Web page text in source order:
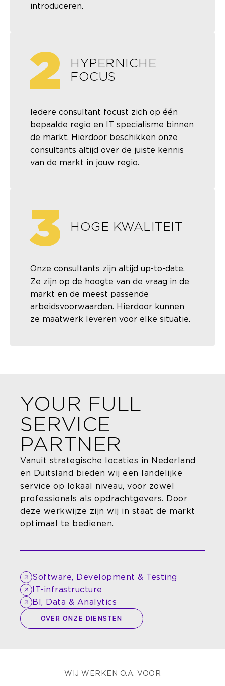
introduceren.
2
HYPERNICHE
FOCUS
Iedere consultant focust zich op één
bepaalde regio en IT specialisme binnen
de markt. Hierdoor beschikken onze
consultants altijd over de juiste kennis
van de markt in jouw regio.
3 HOGE KWALITEIT
Onze consultants zijn altijd up-to-date.
Ze zijn op de hoogte van de vraag in de
markt en de meest passende
arbeidsvoorwaarden. Hierdoor kunnen
ze maatwerk leveren voor elke situatie.
YOUR FULL
SERVICE
PARTNER
Vanuit strategische locaties in Nederland
en Duitsland bieden wij een landelijke
service op lokaal niveau, voor zowel
professionals als opdrachtgevers. Door
deze werkwijze zijn wij in staat de markt
optimaal te bedienen.
Software, Development & Testing
IT-infrastructure
BI, Data & Analytics
OVER ONZE DIENSTEN
WIJ WERKEN O.A. VOOR